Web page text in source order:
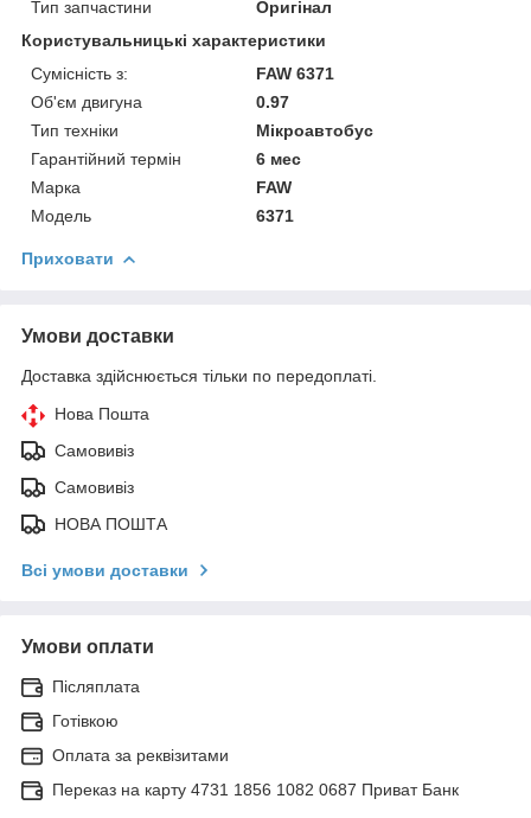
Тип запчастини
Оригінал
Користувальницькі характеристики
Сумісність з:
FAW 6371
Об'єм двигуна
0.97
Тип техніки
Мікроавтобус
Гарантійний термін
6 мес
Марка
FAW
Модель
6371
Приховати
Умови доставки
Доставка здійснюється тільки по передоплаті.
Нова Пошта
Самовивіз
Самовивіз
НОВА ПОШТА
Всі умови доставки
Умови оплати
Післяплата
Готівкою
Оплата за реквізитами
Переказ на карту 4731 1856 1082 0687 Приват Банк